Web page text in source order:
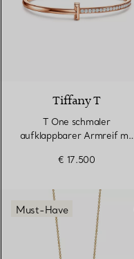
Tiffany T
T One schmaler
aufklappbarer Armreif mit
€ 17.500
Must-Have